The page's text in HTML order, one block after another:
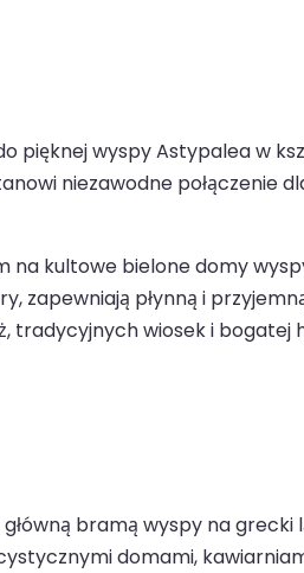
pięknej wyspy Astypalea w
niezawodne połączenie
na kultowe bielone domy
zapewniają płynną i
tradycyjnych wiosek i bogatej
bramą wyspy na grecki
domami,